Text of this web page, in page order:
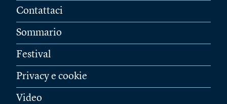
Contattaci
Sommario
Festival
Privacy e cookie
Video